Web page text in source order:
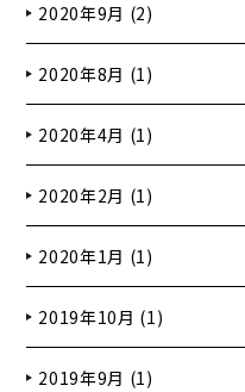
2020年9月 (2)
2020年8月 (1)
2020年4月 (1)
2020年2月 (1)
2020年1月 (1)
2019年10月 (1)
2019年9月 (1)